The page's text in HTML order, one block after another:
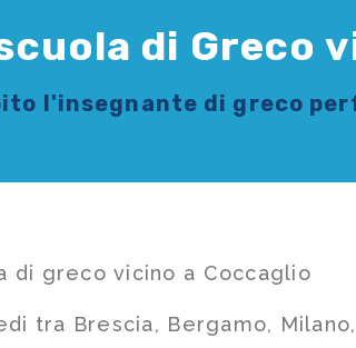
di Greco
l'insegnante di greco
di greco vicino a Coccaglio
tra Brescia, Bergamo,